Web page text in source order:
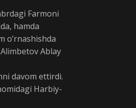
Farmoni
hamda
o’rnashishda
Ablay
davom ettirdi.
Harbiy-